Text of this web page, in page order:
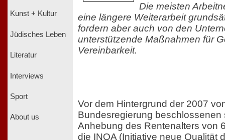
Kunst + Kultur
Jüdisches Leben
Literatur
Interviews
Sport
About us
Die meisten
eine längere Weiterarbeit
fordern aber auch von den
unterstützende Maßnahmen für
Vereinbarkeit.
Vor dem Hintergrund der 2007
Bundesregierung beschlossenen
Anhebung des Rentenalters von
die INQA (Initiative neue Qualität